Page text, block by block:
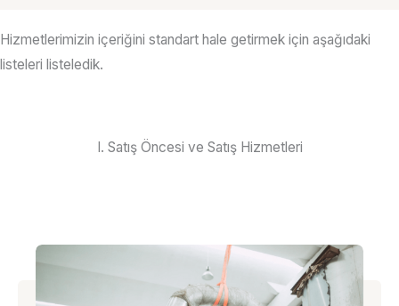
Hizmetlerimizin içeriğini standart hale getirmek için aşağıdaki
listeleri listeledik.
I. Satış Öncesi ve Satış Hizmetleri